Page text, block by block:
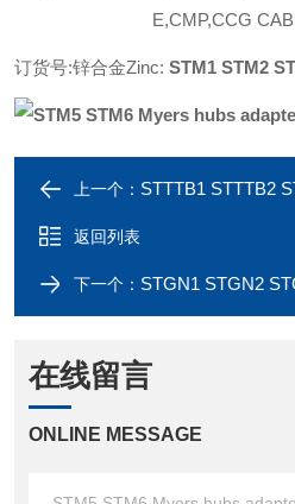
E,CMP,CCG
订货号:锌合金Zinc: STM1 STM2
上一个： STTTB1 STTTB2 STTTB3-
返回列表
下一个： STGN1 STGN2 STGN3 伊顿STGN4
在线留言
ONLINE MESSAGE